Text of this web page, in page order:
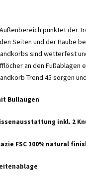
punktet der
Seiten und der Haube
sind wetterfest
an den Fußablagen
Trend 45 sorgen
Bullaugen
inkl. 2
FSC 100% natural